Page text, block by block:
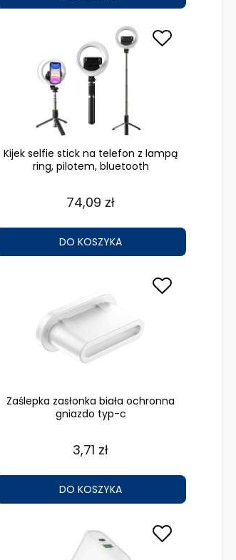
Kijek selfie stick na telefon z lampą
ring, pilotem, bluetooth
74,09 zł
DO KOSZYKA
Zaślepka zasłonka biała ochronna
gniazdo typ-c
3,71 zł
DO KOSZYKA